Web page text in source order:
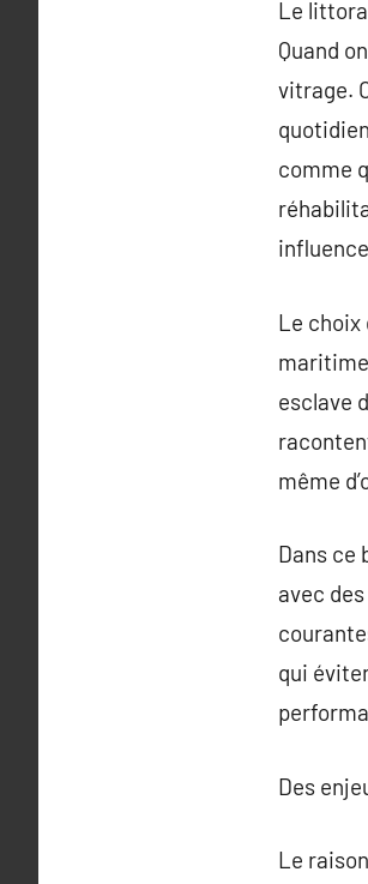
Le
Quand
vitrage.
comme
Le choix
esclave
même
Dans ce
avec
qui
Des
Le